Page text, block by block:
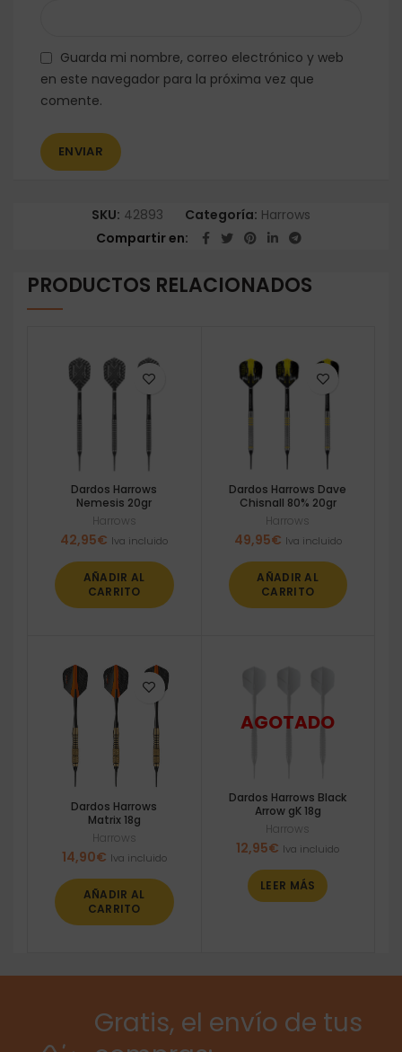
Guarda mi nombre, correo electrónico y web
en este navegador para la próxima vez que
comente.
SKU: 42893 Categoría: Harrows
Compartir en
PRODUCTOS RELACIONADOS
Dardos Harrows
Nemesis 20gr
Harrows
42,95€ Iva incluido
AÑADIR AL
CARRITO
Dardos Harrows Dave
Chisnall 80% 20gr
Harrows
49,95€ Iva incluido
AÑADIR AL
CARRITO
Dardos Harrows
Matrix 18g
Harrows
14,90€ Iva incluido
AÑADIR AL
CARRITO
Dardos Harrows Black
Arrow gK 18g
Harrows
12,95€ Iva incluido
LEER MÁS
Gratis, el envío de tus